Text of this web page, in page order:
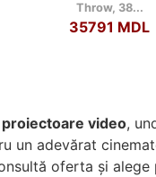
Throw, 38...
35791 MDL
proiectoare video,
un adevărat
oferta și